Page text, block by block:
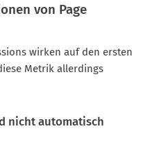
von Page
wirken auf den ersten
Metrik allerdings
nicht automatisch